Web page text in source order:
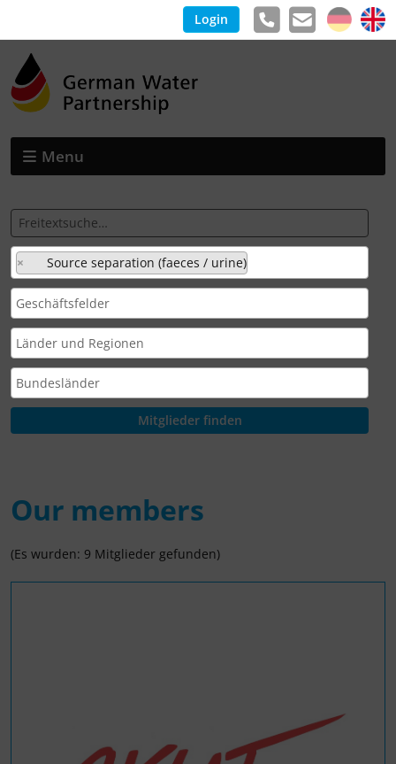
Login
Menu
× Source separation (faeces / urine)
Our members
(Es wurden: 9 Mitglieder gefunden)